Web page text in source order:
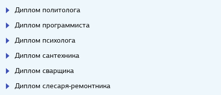
Диплом политолога
Диплом программиста
Диплом психолога
Диплом сантехника
Диплом сварщика
Диплом слесаря-ремонтника